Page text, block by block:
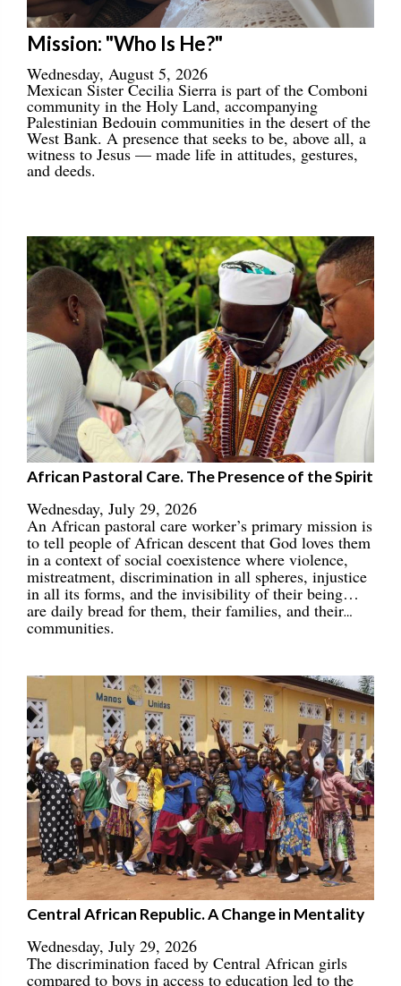
Mission: "Who Is He?"
Wednesday, August 5, 2026
Mexican Sister Cecilia Sierra is part of the Comboni
community in the Holy Land, accompanying
Palestinian Bedouin communities in the desert of the
West Bank. A presence that seeks to be, above all, a
witness to Jesus — made life in attitudes, gestures,
and deeds.
African Pastoral Care. The Presence of the Spirit
Wednesday, July 29, 2026
An African pastoral care worker’s primary mission is
to tell people of African descent that God loves them
in a context of social coexistence where violence,
mistreatment, discrimination in all spheres, injustice
in all its forms, and the invisibility of their being…
are daily bread for them, their families, and their
communities.
Central African Republic. A Change in Mentality
Wednesday, July 29, 2026
The discrimination faced by Central African girls
compared to boys in access to education led to the